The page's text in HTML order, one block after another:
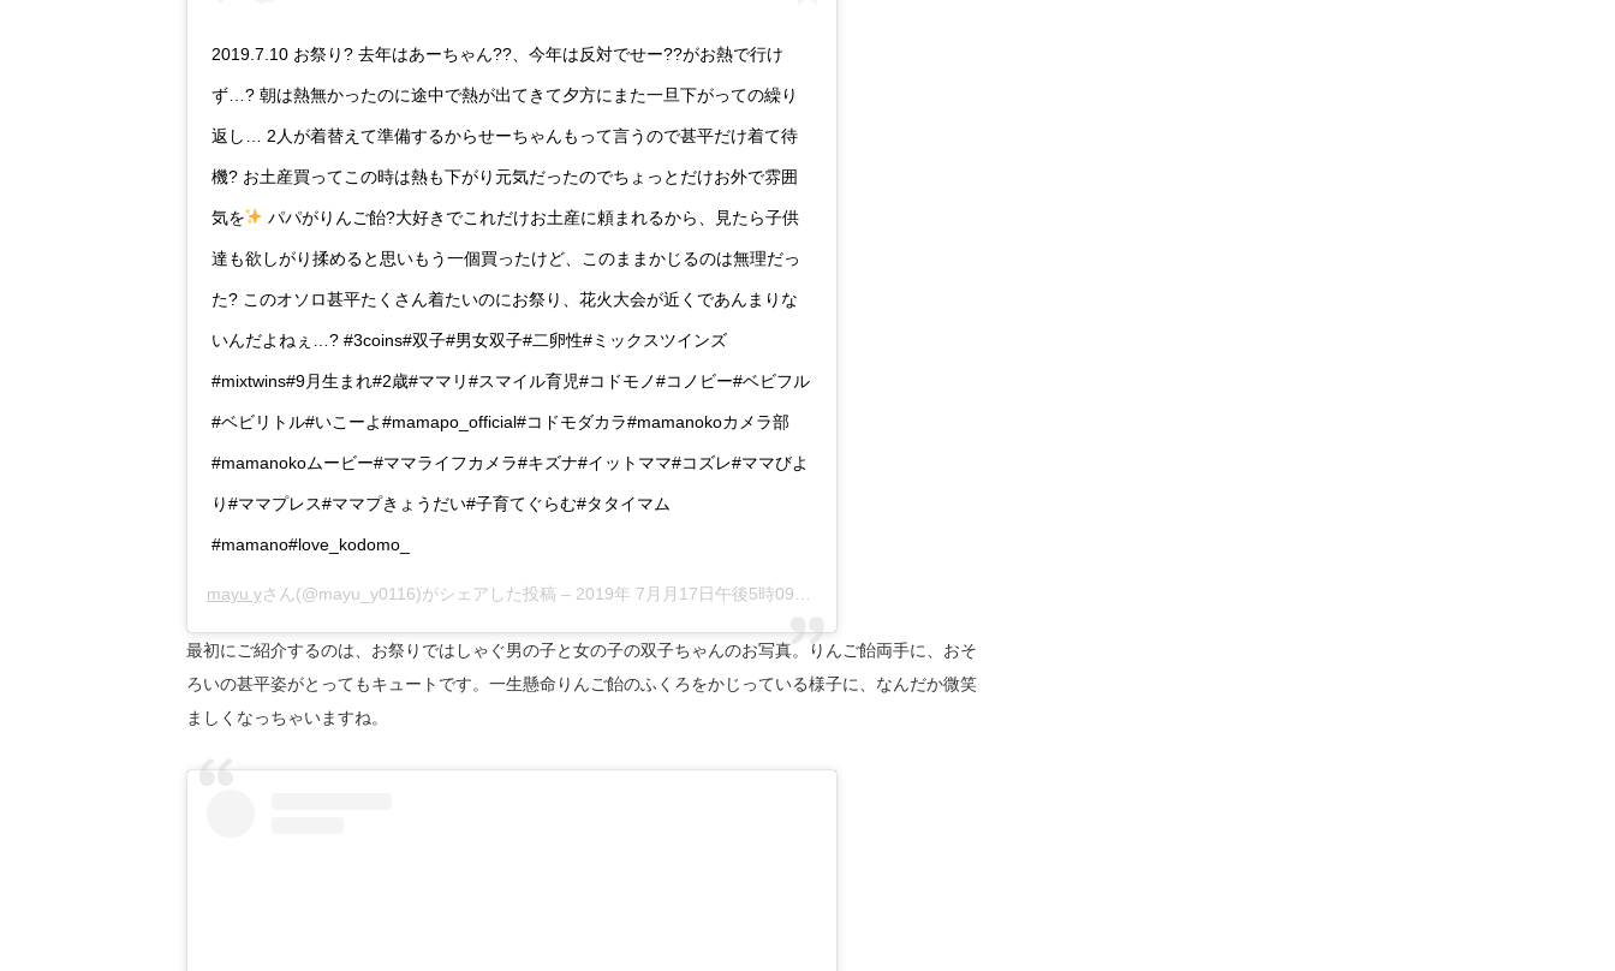
2019.7.10 お祭り? 去年はあーちゃん??、今年は反対でせー??がお熱で行け
ず…? 朝は熱無かったのに途中で熱が出てきて夕方にまた一旦下がっての繰り
返し… 2人が着替えて準備するからせーちゃんもって言うので甚平だけ着て待
機? お土産買ってこの時は熱も下がり元気だったのでちょっとだけお外で雰囲
気を パパがりんご飴?大好きでこれだけお土産に頼まれるから、見たら子供
達も欲しがり揉めると思いもう一個買ったけど、このままかじるのは無理だっ
た? このオソロ甚平たくさん着たいのにお祭り、花火大会が近くであんまりな
いんだよねぇ…? #3coins#双子#男女双子#二卵性#ミックスツインズ
#mixtwins#9月生まれ#2歳#ママリ#スマイル育児#コドモノ#コノビー#ベビフル
#ベビリトル#いこーよ#mamapo_official#コドモダカラ#mamanokoカメラ部
#mamanokoムービー#ママライフカメラ#キズナ#イットママ#コズレ#ママびよ
り#ママプレス#ママプきょうだい#子育てぐらむ#タタイマム
#mamano#love_kodomo_
mayu yさん(@mayu_y0116)がシェアした投稿 – 2019年 7月月17日午後5時09分PDT
最初にご紹介するのは、お祭りではしゃぐ男の子と女の子の双子ちゃんのお写真。りんご飴両手に、おそ
ろいの甚平姿がとってもキュートです。一生懸命りんご飴のふくろをかじっている様子に、なんだか微笑
ましくなっちゃいますね。